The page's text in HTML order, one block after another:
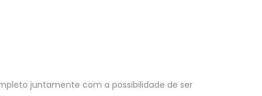
juntamente com a possibilidade de ser